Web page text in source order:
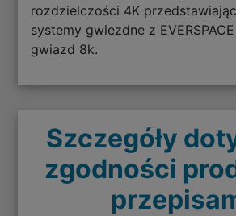
rozdzielczości 4K
systemy gwiezdne z
gwiazd 8k.
Szczegóły
zgodności